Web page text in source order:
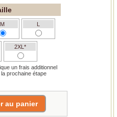
M L
2XL*
un frais additionnel
prochaine étape